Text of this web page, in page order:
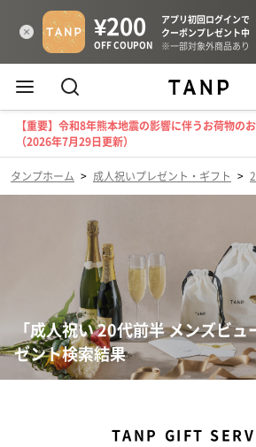
【重要】令和8年熊本地震の影響に伴うお荷物の
（2026年7月29日更新）
タンプホーム > 成人祝いプレゼント・ギフト >
「成人祝い 20代前半 メンズビ
ゼント検索結果
TANP GIFT